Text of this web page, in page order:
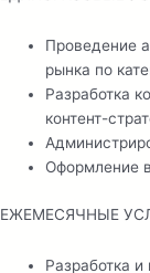
Проведение
рынка по
Разработка
контент-
Оформление
ЕЖЕМЕСЯЧНЫЕ
Разработка